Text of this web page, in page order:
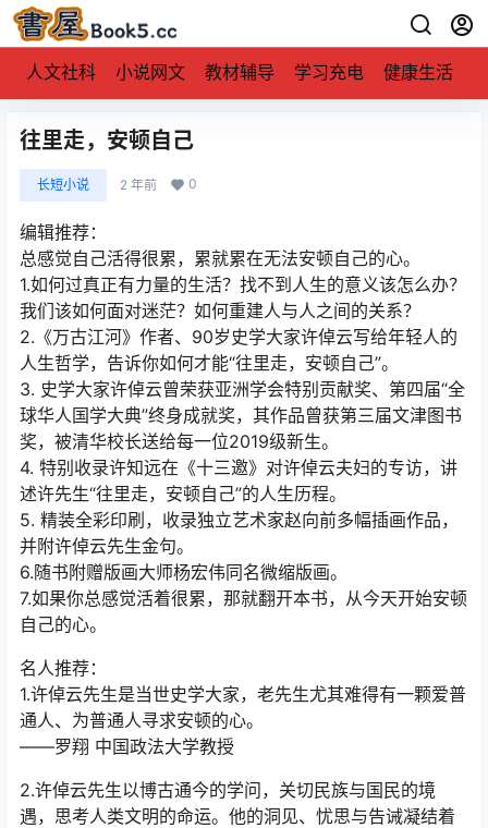
人文社科 小说网文 教材辅导 学习充电 健康生活
往里走，安顿自己
长短小说 2 年前 0
编辑推荐：
总感觉自己活得很累，累就累在无法安顿自己的心。
1.如何过真正有力量的生活？找不到人生的意义该怎么办？
我们该如何面对迷茫？如何重建人与人之间的关系？
2.《万古江河》作者、90岁史学大家许倬云写给年轻人的
人生哲学，告诉你如何才能“往里走，安顿自己”。
3. 史学大家许倬云曾荣获亚洲学会特别贡献奖、第四届“全
球华人国学大典”终身成就奖，其作品曾获第三届文津图书
奖，被清华校长送给每一位2019级新生。
4. 特别收录许知远在《十三邀》对许倬云夫妇的专访，讲
述许先生“往里走，安顿自己”的人生历程。
5. 精装全彩印刷，收录独立艺术家赵向前多幅插画作品，
并附许倬云先生金句。
6.随书附赠版画大师杨宏伟同名微缩版画。
7.如果你总感觉活着很累，那就翻开本书，从今天开始安顿
自己的心。
名人推荐：
1.许倬云先生是当世史学大家，老先生尤其难得有一颗爱普
通人、为普通人寻求安顿的心。
——罗翔 中国政法大学教授
2.许倬云先生以博古通今的学问，关切民族与国民的境
遇，思考人类文明的命运。他的洞见、忧思与告诫凝结着